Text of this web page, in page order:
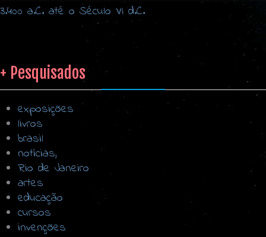
3.400 a.C. até o Século VI d.C.
+ Pesquisados
exposições
livros
brasil
notícias,
Rio de Janeiro
artes
educação
cursos
invenções